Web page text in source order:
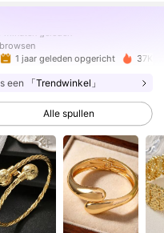
1 jaar geleden opgericht 37K+
een 「Trendwinkel」
Alle spullen